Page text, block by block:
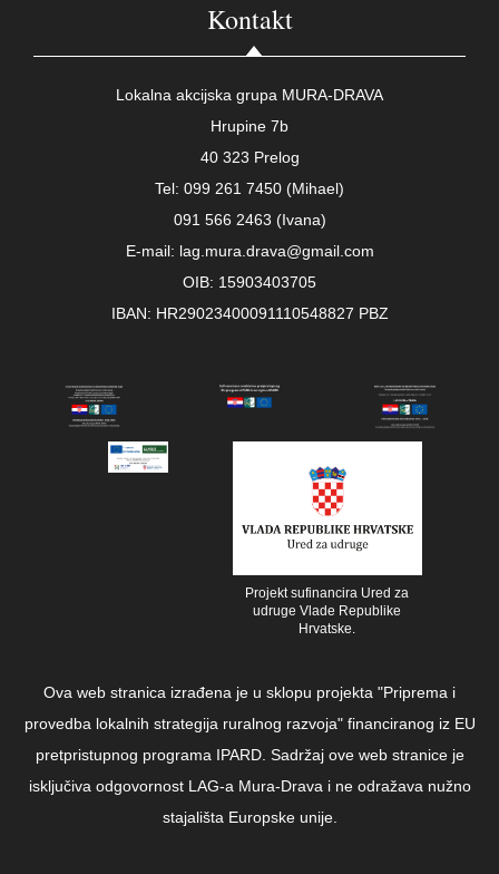
Kontakt
Lokalna akcijska grupa MURA-DRAVA
Hrupine 7b
40 323 Prelog
Tel: 099 261 7450 (Mihael)
091 566 2463 (Ivana)
E-mail: lag.mura.drava@gmail.com
OIB: 15903403705
IBAN: HR29023400091110548827 PBZ
Projekt sufinancira Ured za
udruge Vlade Republike
Hrvatske.
Ova web stranica izrađena je u sklopu projekta "Priprema i
provedba lokalnih strategija ruralnog razvoja" financiranog iz EU
pretpristupnog programa IPARD. Sadržaj ove web stranice je
isključiva odgovornost LAG-a Mura-Drava i ne odražava nužno
stajališta Europske unije.